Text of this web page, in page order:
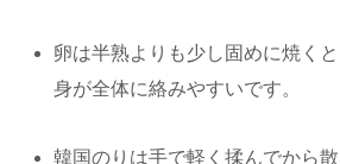
卵は半熟よりも少し固めに焼く
身が全体に絡みやすいです。
韓国のりは手で軽く揉んでから